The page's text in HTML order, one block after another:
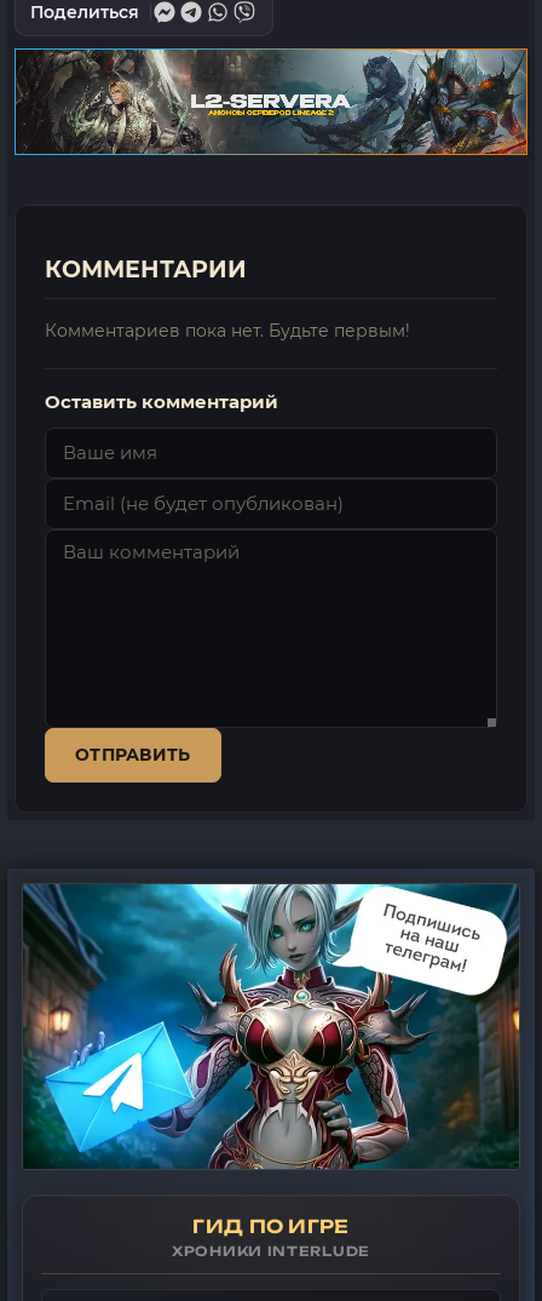
Поделиться
КОММЕНТАРИИ
Комментариев пока нет. Будьте первым!
Оставить комментарий
ОТПРАВИТЬ
ГИД ПО ИГРЕ
ХРОНИКИ INTERLUDE